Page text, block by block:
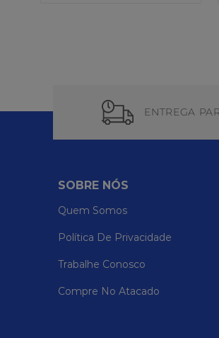
ENTREGA
SOBRE NÓS
Quem Somos
Política De Privacidade
Trabalhe Conosco
Compre No Atacado